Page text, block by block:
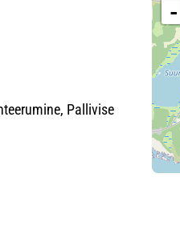
Pallivise
-